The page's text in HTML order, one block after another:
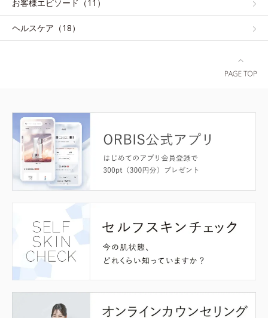
お客様エピソード（11）
ヘルスケア（18）